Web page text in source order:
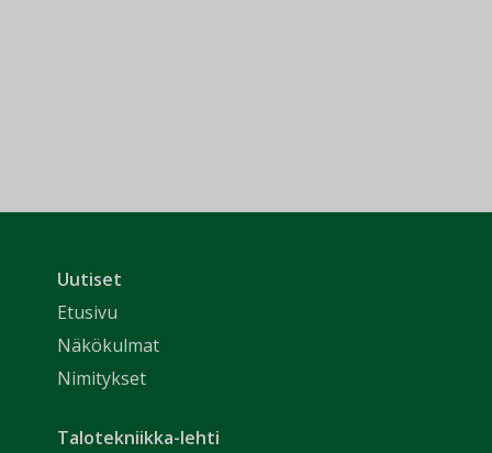
Uutiset
Etusivu
Näkökulmat
Nimitykset
Talotekniikka-lehti